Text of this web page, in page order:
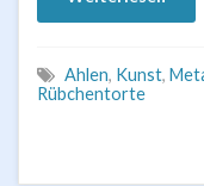
Ahlen, Kunst,
Rübchentorte